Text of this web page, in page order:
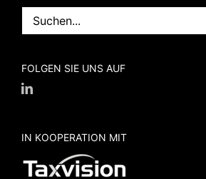
nach:
FOLGEN SIE UNS AUF
IN KOOPERATION MIT